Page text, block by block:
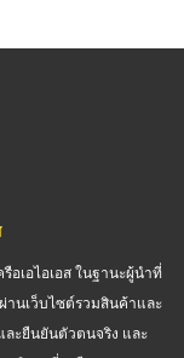
อเอไอเอส ในฐานะผู้นำที่
นเว็บไซต์รวมสินค้าและ
ละยืนยันตัวตนจริง และ